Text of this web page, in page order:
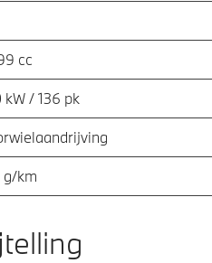
cc
kW / 136 pk
g/km